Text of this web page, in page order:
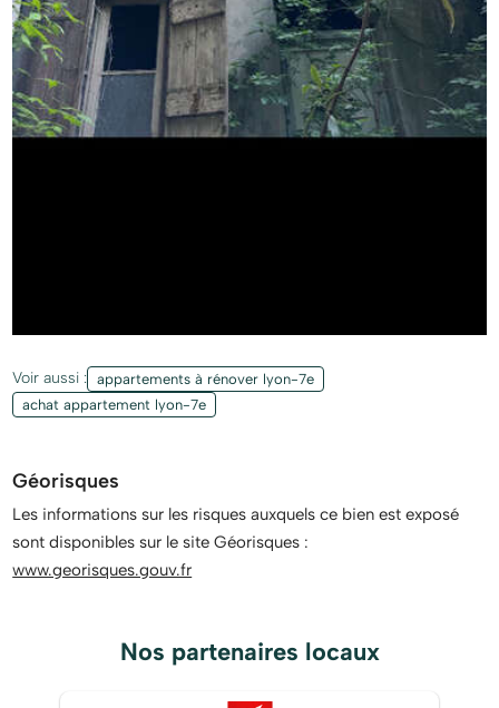
Voir aussi :
appartements à rénover lyon-7e
achat appartement lyon-7e
Géorisques
Les informations sur les risques auxquels ce bien est exposé
sont disponibles sur le site Géorisques :
www.georisques.gouv.fr
Nos partenaires locaux